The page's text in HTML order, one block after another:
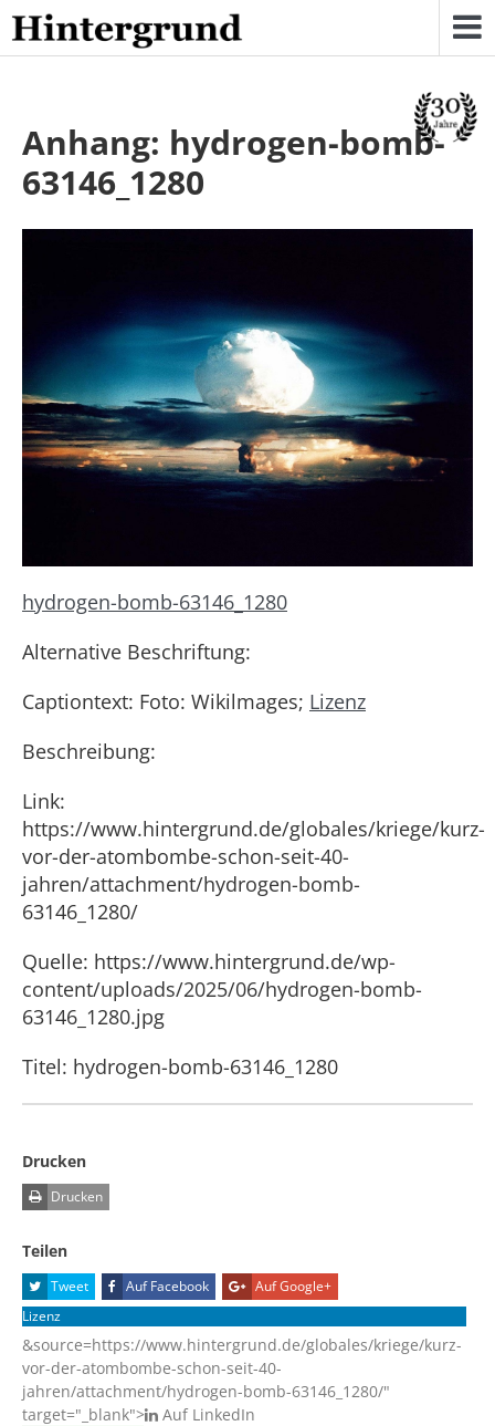
Skip
to
content
Anhang: hydrogen-bomb-
63146_1280
hydrogen-bomb-63146_1280
Alternative Beschriftung:
Captiontext: Foto: Wikilmages; Lizenz
Beschreibung:
Link:
https://www.hintergrund.de/globales/kriege/kurz-
vor-der-atombombe-schon-seit-40-
jahren/attachment/hydrogen-bomb-
63146_1280/
Quelle: https://www.hintergrund.de/wp-
content/uploads/2025/06/hydrogen-bomb-
63146_1280.jpg
Titel: hydrogen-bomb-63146_1280
Drucken
Drucken
Teilen
Tweet Auf Facebook
Auf Google+
Lizenz
&source=https://www.hintergrund.de/globales/kriege/kurz-
vor-der-atombombe-schon-seit-40-
jahren/attachment/hydrogen-bomb-63146_1280/"
target="_blank">
Auf LinkedIn